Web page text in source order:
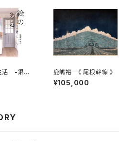
活 -銀座
からの提
鹿嶋裕一《 尾根幹線 》
¥105,000